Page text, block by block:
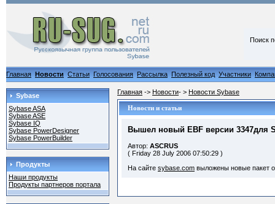
Поиск
Главная Новости Статьи Голосования Рассылка Полезный код Участники
Sybase
Sybase ASA
Sybase ASE
Sybase IQ
Sybase PowerDesigner
Sybase PowerBuilder
Продукты
Наши продукты
Продукты партнеров портала
Главная -> Новости- > Новости Sybase
Новости и статьи
Вышел новый EBF версии 3347для
Автор: ASCRUS
( Friday 28 July 2006 07:50:29 )
На сайте sybase.com выложены новые пакет